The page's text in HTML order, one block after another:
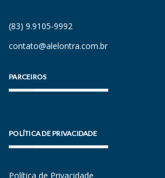
(83) 9.9105-9992
contato@alelontra.com.br
PARCEIROS
POLÍTICA DE PRIVACIDADE
Política de Privacidade